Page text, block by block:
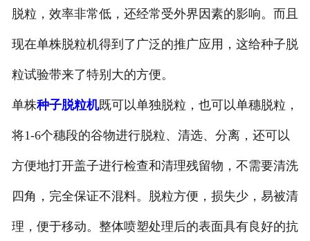
脱粒，效率非常低，还经常受外界因素的影响。而且
现在单株脱粒机得到了广泛的推广应用，这给种子脱
粒试验带来了特别大的方便。
单株种子脱粒机既可以单独脱粒，也可以单穗脱粒，
将1-6个穗段的谷物进行脱粒、清选、分离，还可以
方便地打开盖子进行检查和清理残留物，不需要清洗
四角，完全保证不混料。脱粒方便，损失少，易被清
理，便于移动。整体喷塑处理后的表面具有良好的抗